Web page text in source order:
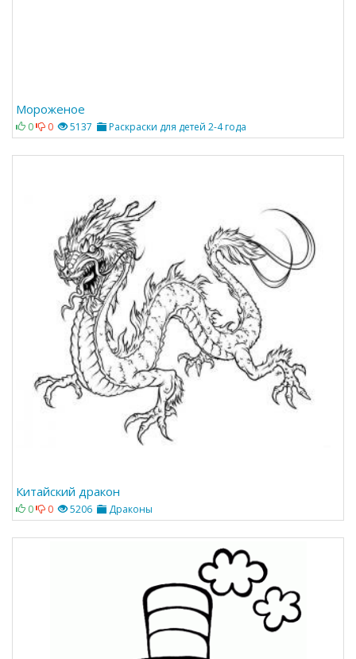
Мороженое
0 0 5137 Раскраски для детей 2-4 года
Китайский дракон
0 0 5206 Драконы